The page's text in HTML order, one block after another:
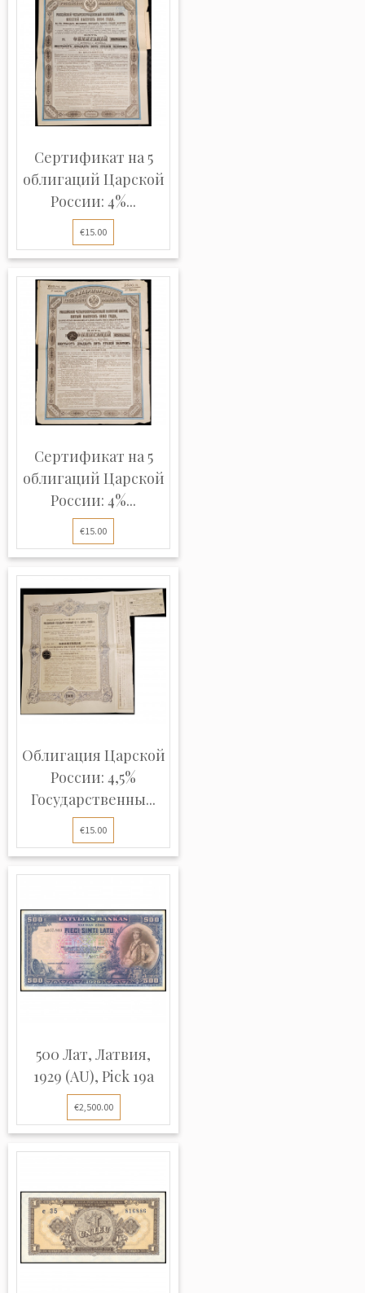
Сертификат на 5
облигаций Царской
России: 4%...
€15.00
Сертификат на 5
облигаций Царской
России: 4%...
€15.00
Облигация Царской
России: 4,5%
Государственны...
€15.00
500 Лат, Латвия,
1929 (AU), Pick 19a
€2,500.00